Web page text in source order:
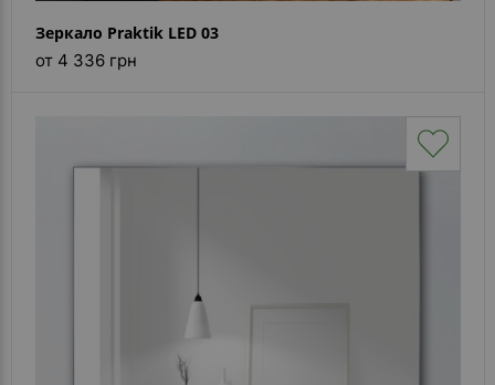
Зеркало Praktik LED 03
от 4 336 грн